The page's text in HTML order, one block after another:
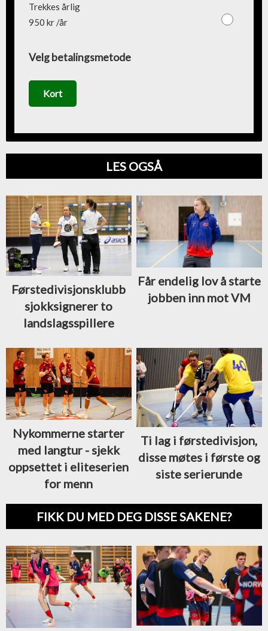
Trekkes årlig
950 kr /år
Velg betalingsmetode
Kort
LES OGSÅ
Førstedivisjonsklubb
sjokksignerer to
landslagsspillere
Får endelig lov å starte
jobben inn mot VM
Nykommerne starter
med langtur - sjekk
oppsettet i eliteserien
for menn
Ti lag i førstedivisjon,
disse møtes i første og
siste serierunde
FIKK DU MED DEG DISSE SAKENE?